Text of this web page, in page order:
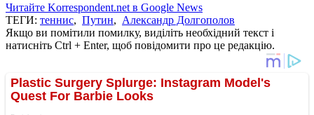
Читайте Korrespondent.net в Google News
ТЕГИ: теннис, Путин, Александр Долгополов
Якщо ви помітили помилку, виділіть необхідний текст і
натисніть Ctrl + Enter, щоб повідомити про це редакцію.